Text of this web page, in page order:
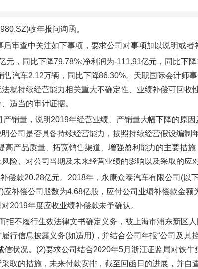
收年报问询函。
审查中关注如下事项，要求公司对事项加以说明或者
元，同比下降79.78%;净利润为-111.91亿元，同比下
汽车2.12万辆，同比下降86.30%。天职国际会计师
就持续经营能力相关重大不确定性、业绩补偿可回收
适当的审计证据。
销量，说明2019年经营业绩、产销量大幅下降的原因
公司是否具备持续经营能力，按照持续经营假设编制
高产品质量、拓宽销售渠道、增强盈利能力的主要措
险、对公司当期及未来经营业绩的影响以及采取的应对
偿款20.28亿元。2018年，永康众泰汽车有限公司(以
应补偿公司股数为4.68亿股，应付公司业绩补偿款金
2019年度应收业绩补偿款未予确认。
拒不履行生效法律文书确定义务，被上海市浦东新区人
行信息披露义务(如适用)，并结合公司年报“公司及其
信状况。(2)要求公司结合2020年5月浙江证监局对铁
取的措施，未来付款安排，截至回函日的进展，并自